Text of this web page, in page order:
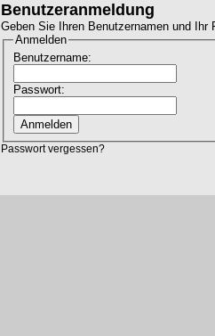
Benutzeranmeldung
Geben Sie Ihren Benutzernamen und
Anmelden
Benutzername:
Passwort:
Passwort vergessen?